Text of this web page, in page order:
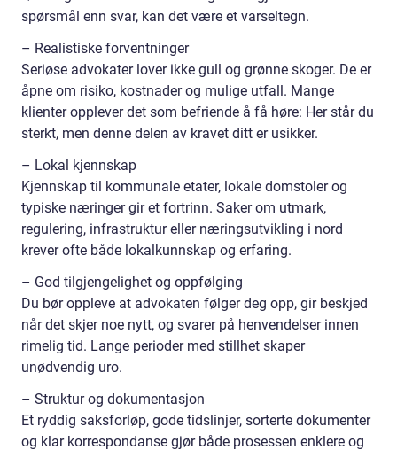
spørsmål enn svar, kan det være et varseltegn.
– Realistiske forventninger
Seriøse advokater lover ikke gull og grønne skoger. De er
åpne om risiko, kostnader og mulige utfall. Mange
klienter opplever det som befriende å få høre: Her står du
sterkt, men denne delen av kravet ditt er usikker.
– Lokal kjennskap
Kjennskap til kommunale etater, lokale domstoler og
typiske næringer gir et fortrinn. Saker om utmark,
regulering, infrastruktur eller næringsutvikling i nord
krever ofte både lokalkunnskap og erfaring.
– God tilgjengelighet og oppfølging
Du bør oppleve at advokaten følger deg opp, gir beskjed
når det skjer noe nytt, og svarer på henvendelser innen
rimelig tid. Lange perioder med stillhet skaper
unødvendig uro.
– Struktur og dokumentasjon
Et ryddig saksforløp, gode tidslinjer, sorterte dokumenter
og klar korrespondanse gjør både prosessen enklere og